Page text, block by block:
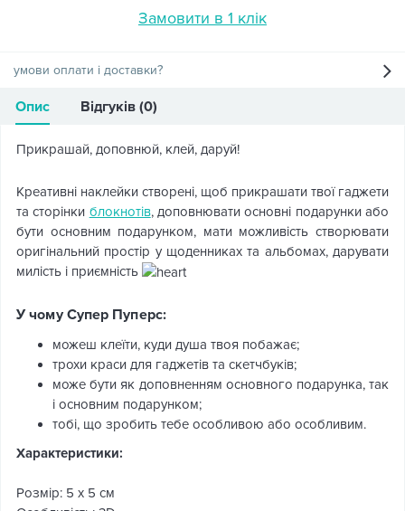
Замовити в 1 клік
умови оплати і доставки?
Опис Відгуків (0)
Прикрашай, доповнюй, клей, даруй!
Креативні наклейки створені, щоб прикрашати твої гаджети
та сторінки блокнотів, доповнювати основні подарунки або
бути основним подарунком, мати можливість створювати
оригінальний простір у щоденниках та альбомах, дарувати
милість і приємність
У чому Супер Пуперс:
можеш клеїти, куди душа твоя побажає;
трохи краси для гаджетів та скетчбуків;
може бути як доповненням основного подарунка, так
і основним подарунком;
тобі, що зробить тебе особливою або особливим.
Характеристики:
Розмір: 5 х 5 см